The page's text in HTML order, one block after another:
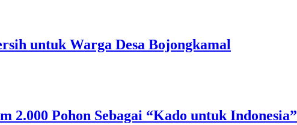
untuk Warga Desa Bojongkamal
Pohon Sebagai “Kado untuk Indonesia”